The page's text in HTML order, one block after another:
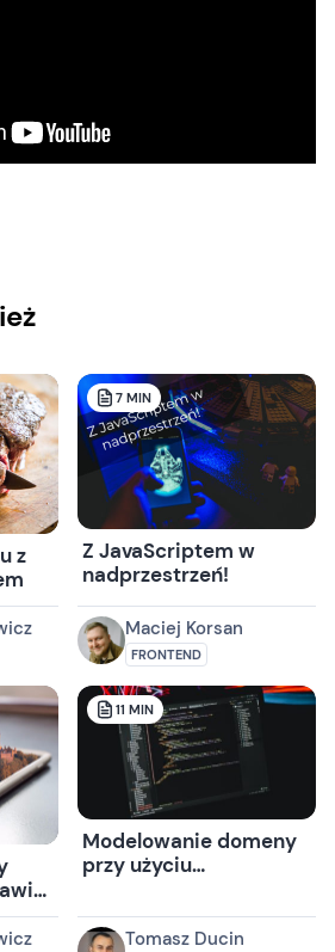
z
7 MIN
Z JavaScriptem w
nadprzestrzeń!
Maciej Korsan
FRONTEND
11 MIN
Modelowanie domeny
przy użyciu
Tomasz Ducin